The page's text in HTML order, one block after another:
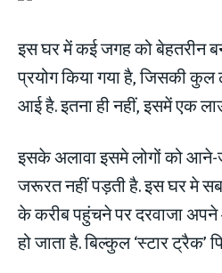
इस घर में कई जगह को बेहतरीन
प्रयोग किया गया है, जिसकी
आई है. इतना ही नहीं, इसमें एक
इसके अलावा इसमे लोगों को आने-
जरूरत नहीं पड़ती है. इस घर मे
के करीब पहुंचने पर दरवाजा
हो जाता है. बिल्कुल ‘स्‍टार ट्रैक’